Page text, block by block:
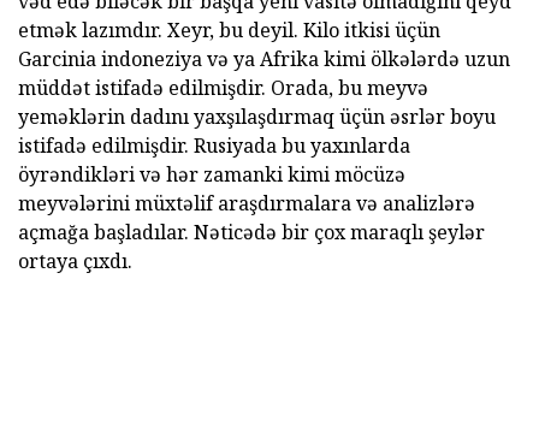
etmək lazımdır. Xeyr, bu deyil. Kilo itkisi üçün
Garcinia indoneziya və ya Afrika kimi ölkələrdə uzun
müddət istifadə edilmişdir. Orada, bu meyvə
yeməklərin dadını yaxşılaşdırmaq üçün əsrlər boyu
istifadə edilmişdir. Rusiyada bu yaxınlarda
öyrəndikləri və hər zamanki kimi möcüzə
meyvələrini müxtəlif araşdırmalara və analizlərə
açmağa başladılar. Nəticədə bir çox maraqlı şeylər
ortaya çıxdı.